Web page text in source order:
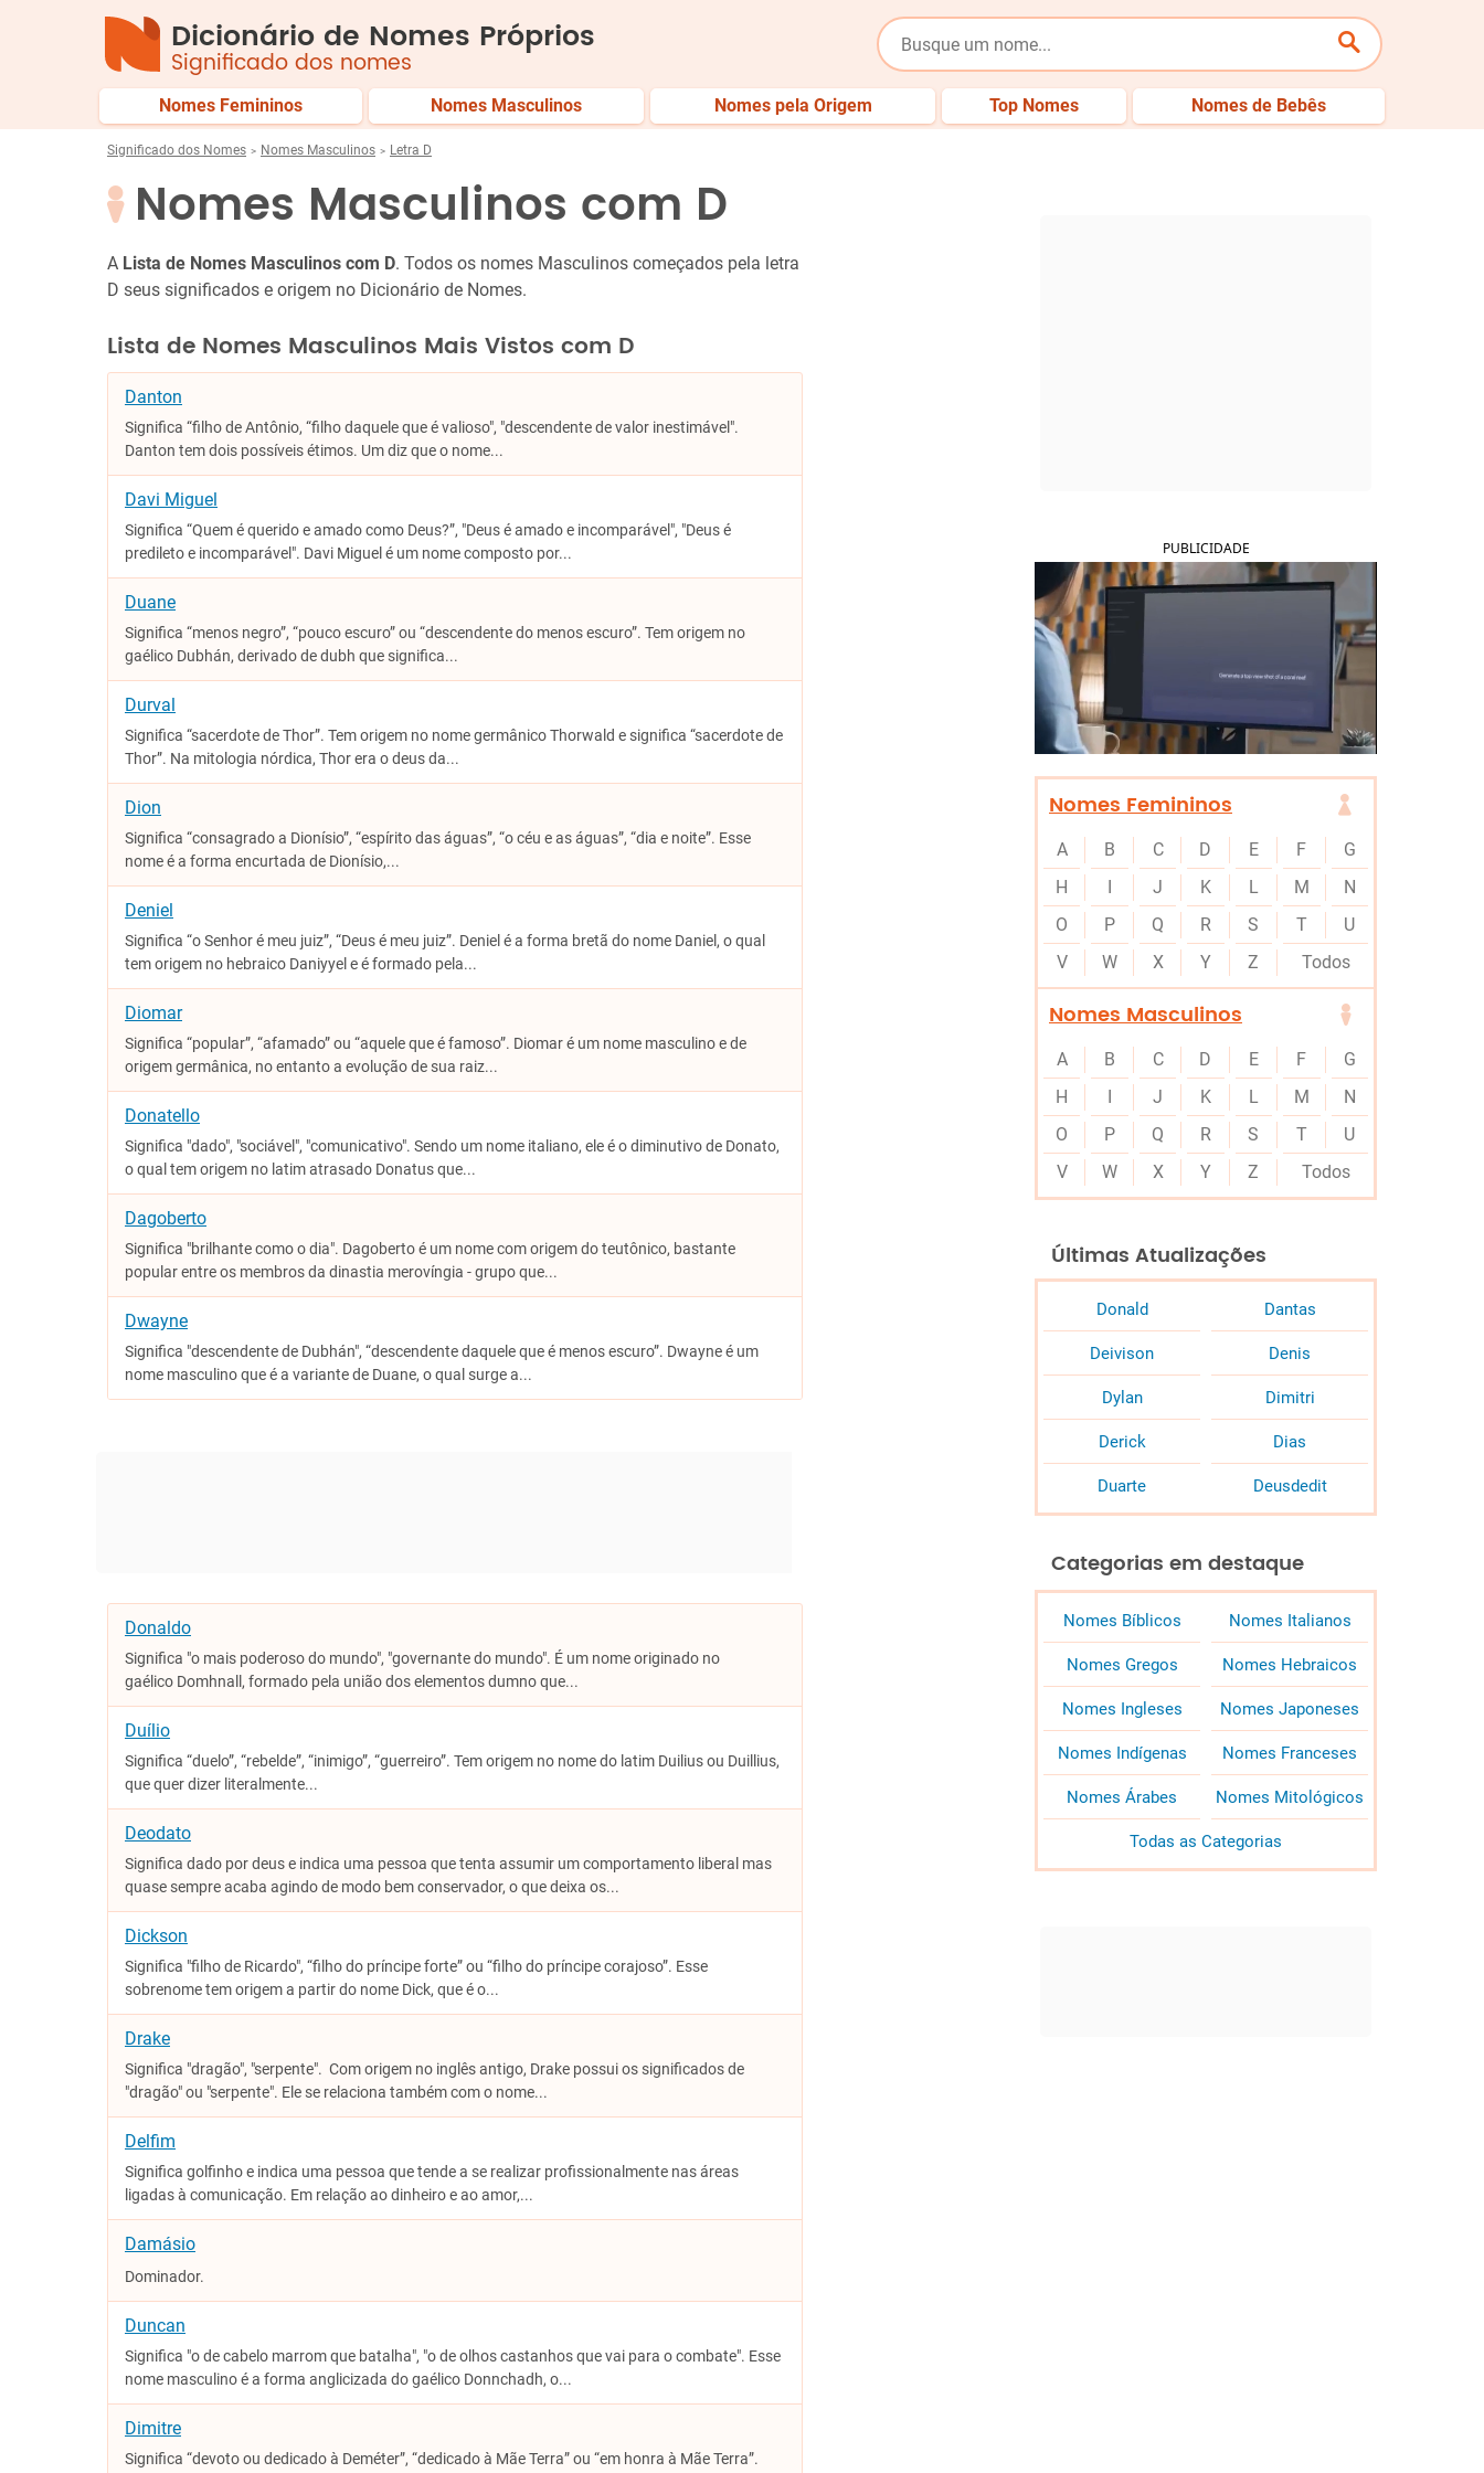
Dicionário de Nomes Próprios
Significado dos nomes
Nomes Femininos Nomes Masculinos Nomes pela Origem Top Nomes Nomes de Bebês
Significado dos Nomes Nomes Masculinos Letra D
Nomes Masculinos com D
A Lista de Nomes Masculinos com D. Todos os nomes Masculinos começados pela letra
D seus significados e origem no Dicionário de Nomes.
Lista de Nomes Masculinos Mais Vistos com D
Danton
Significa “filho de Antônio, “filho daquele que é valioso", "descendente de valor inestimável".
Danton tem dois possíveis étimos. Um diz que o nome...
Davi Miguel
Significa “Quem é querido e amado como Deus?”, "Deus é amado e incomparável", "Deus é
predileto e incomparável". Davi Miguel é um nome composto por...
Duane
Significa “menos negro”, “pouco escuro” ou “descendente do menos escuro”. Tem origem no
gaélico Dubhán, derivado de dubh que significa...
Durval
Significa “sacerdote de Thor”. Tem origem no nome germânico Thorwald e significa “sacerdote de
Thor”. Na mitologia nórdica, Thor era o deus da...
Dion
Significa “consagrado a Dionísio”, “espírito das águas”, “o céu e as águas”, “dia e noite”. Esse
nome é a forma encurtada de Dionísio,...
Deniel
Significa “o Senhor é meu juiz”, “Deus é meu juiz”. Deniel é a forma bretã do nome Daniel, o qual
tem origem no hebraico Daniyyel e é formado pela...
Diomar
Significa “popular”, “afamado” ou “aquele que é famoso”. Diomar é um nome masculino e de
origem germânica, no entanto a evolução de sua raiz...
Donatello
Significa "dado", "sociável", "comunicativo". Sendo um nome italiano, ele é o diminutivo de Donato,
o qual tem origem no latim atrasado Donatus que...
Dagoberto
Significa "brilhante como o dia". Dagoberto é um nome com origem do teutônico, bastante
popular entre os membros da dinastia ​merovíngia - grupo que...
Dwayne
Significa "descendente de Dubhán", “descendente daquele que é menos escuro”. Dwayne é um
nome masculino que é a variante de Duane, o qual surge a...
Donaldo
Significa "o mais poderoso do mundo", "governante do mundo". É um nome originado no
gaélico Domhnall, formado pela união dos elementos dumno que...
Duílio
Significa “duelo”, “rebelde”, “inimigo”, “guerreiro”. Tem origem no nome do latim Duilius ou Duillius,
que quer dizer literalmente...
Deodato
Significa dado por deus e indica uma pessoa que tenta assumir um comportamento liberal mas
quase sempre acaba agindo de modo bem conservador, o que deixa os...
Dickson
Significa "filho de Ricardo", “filho do príncipe forte” ou “filho do príncipe corajoso”. Esse
sobrenome tem origem a partir do nome Dick, que é o...
Drake
Significa "dragão", "serpente". Com origem no inglês antigo, Drake possui os significados de
"dragão" ou "serpente". Ele se relaciona também com o nome...
Delfim
Significa golfinho e indica uma pessoa que tende a se realizar profissionalmente nas áreas
ligadas à comunicação. Em relação ao dinheiro e ao amor,...
Damásio
Dominador.
Duncan
Significa "o de cabelo marrom que batalha", "o de olhos castanhos que vai para o combate". Esse
nome masculino é a forma anglicizada do gaélico Donnchadh, o...
Dimitre
Significa “devoto ou dedicado à Deméter”, “dedicado à Mãe Terra” ou “em honra à Mãe Terra”.
PUBLICIDADE
Nomes Femininos
A B C D E F
G
H
I J K L M
N
O
P Q R S T
U
V
W X Y Z Todos
Nomes Masculinos
A B C D E F
G
H
I J K L M
N
O
P Q R S T
U
V
W X Y Z Todos
Últimas Atualizações
Donald Dantas
Deivison Denis
Dylan Dimitri
Derick Dias
Duarte Deusdedit
Categorias em destaque
Nomes Bíblicos Nomes Italianos
Nomes Gregos Nomes Hebraicos
Nomes Ingleses Nomes Japoneses
Nomes Indígenas Nomes Franceses
Nomes Árabes Nomes Mitológicos
Todas as Categorias